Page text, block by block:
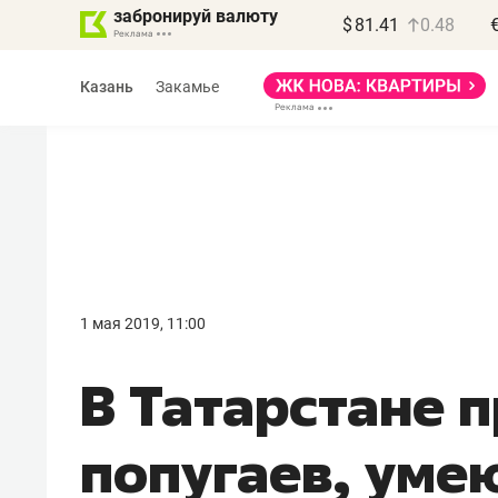
забронируй валюту $ 81.41 0.48
Казань Закамье
1 мая 2019, 11:00
В Татарстане
попугаев,